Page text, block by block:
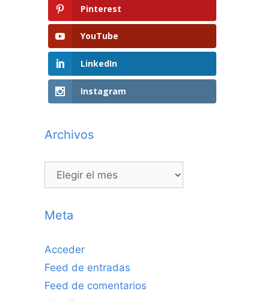
Pinterest
YouTube
LinkedIn
Instagram
Archivos
Archivos
Meta
Acceder
Feed de entradas
Feed de comentarios